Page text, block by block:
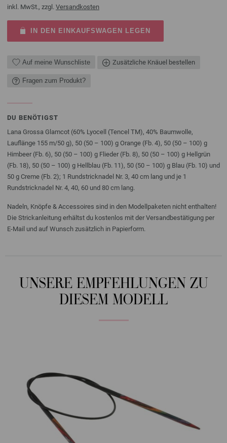
inkl. MwSt., zzgl. Versandkosten
IN DEN EINKAUFSWAGEN LEGEN
Auf meine Wunschliste Zusätzliche Knäuel bestellen
Fragen zum Produkt?
DU BENÖTIGST
Lana Grossa Glamcot (60% Lyocell (Tencel TM), 40% Baumwolle,
Lauflänge 155 m/50 g), 50 (50 – 100) g Orange (Fb. 4), 50 (50 – 100) g
Himbeer (Fb. 6), 50 (50 – 100) g Flieder (Fb. 8), 50 (50 – 100) g Hellgrün
(Fb. 18), 50 (50 – 100) g Hellblau (Fb. 11), 50 (50 – 100) g Blau (Fb. 10) und
50 g Creme (Fb. 2); 1 Rundstricknadel Nr. 3, 40 cm lang und je 1
Rundstricknadel Nr. 4, 40, 60 und 80 cm lang.
Nadeln, Knöpfe & Accessoires sind in den Modellpaketen nicht enthalten!
Die Strickanleitung erhältst du kostenlos mit der Versandbestätigung per
E-Mail und auf Wunsch zusätzlich in Papierform.
UNSERE EMPFEHLUNGEN ZU
DIESEM MODELL